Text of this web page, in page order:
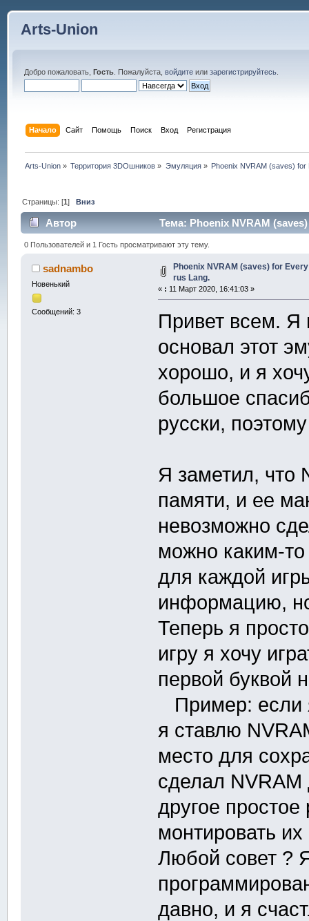
Arts-Union
Добро пожаловать, Гость. Пожалуйста, войдитеили зарегистрируйтесь.
Начало Сайт Помощь Поиск Вход Регистрация
Arts-Union » Территория 3DOшников » Эмуляция» Phoenix NVRAM (saves)
Страницы: [1]Вниз
Автор Тема: Phoenix NVRAM
0 Пользователей и 1 Гость просматривают эту тему.
sadnambo
Новенький
Сообщений: 3
Phoenix NVRAM (saves) for
rus Lang.
« : 11 Март 2020, 16:41:03 »
Привет всем. Я
основал этот
хорошо, и я
большое
русски,
Я заметил, что
памяти, и ее
невозможно
можно каким-
для каждой
информацию,
Теперь я
игру я хочу
первой буквой
Пример: если
я ставлю
место для
сделал
другое
монтировать
Любой совет ?
давно, и я